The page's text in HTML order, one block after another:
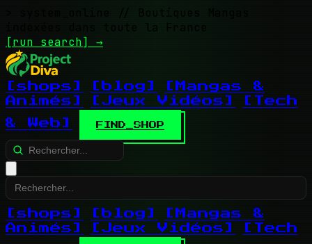
// Boutiques Mangas
indexées dans toute la France
[run search] →
[shops] [blog]
[Mangas &
Animés]
[Jeux Vidéos]
[Tech
& Web]
FIND_SHOP
[shops] [blog]
[Mangas &
Animés]
[Jeux Vidéos]
[Tech